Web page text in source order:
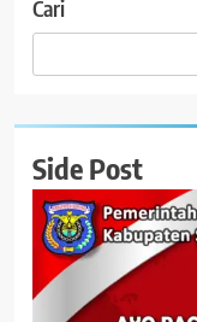
Cari
Side Post